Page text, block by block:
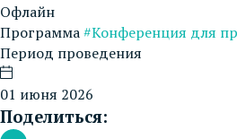
Офлайн
Программа#Конференция для
Период проведения
01 июня 2026
Поделиться: